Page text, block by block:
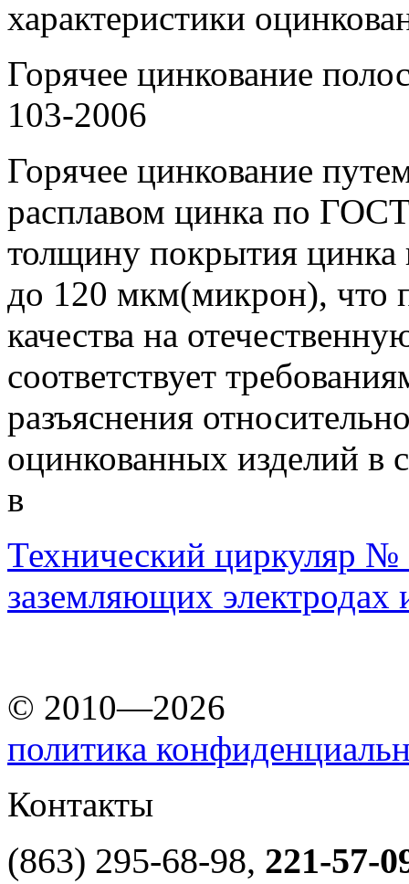
характеристики
Горячее цинкование
103-2006
Горячее цинкование
расплавом цинка по
толщину покрытия цинка
до 120 мкм(микрон), что
качества на
соответствует
разъяснения
оцинкованных изделий в
в
Технический циркуляр №
заземляющих
© 2010—2026
политика
Контакты
(863) 295-68-98, 221-57-